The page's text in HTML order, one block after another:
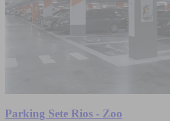
Parking Sete Rios - Zoo